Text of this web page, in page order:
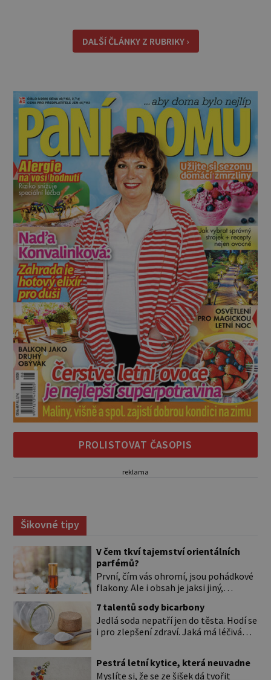
přípravě a výdeji jídla se snadno rozšíří ze
zeleninového salátu i na další potraviny. Dobro
DALŠÍ ČLÁNKY Z RUBRIKY ›
PROLISTOVAT ČASOPIS
reklama
Šikovné tipy
V čem tkví tajemství orientálních
parfémů?
První, čím vás ohromí, jsou pohádkové
flakony. Ale i obsah je jaksi jiný,
parfumérií. Čím to? V arabské kultuře
mají vůně mnohem delší tradici než
v naší. Jejich původní účel byl nejspíš
voní? Při testování orientálních vůní
nejspíš zjistíte, že jen málokterá se
7 talentů sody bicarbony
Jedlá soda nepatří jen do těsta. Hodí se
i pro zlepšení zdraví. Jaká má léčivá
Jedlá soda (pro úplnost je to
Pestrá letní kytice, která neuvadne
Myslíte si, že se ze šišek dá tvořit